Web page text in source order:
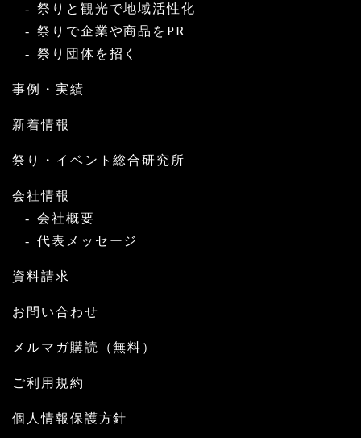
祭りと観光で地域活性化
祭りで企業や商品をPR
祭り団体を招く
事例・実績
新着情報
祭り・イベント総合研究所
会社情報
会社概要
代表メッセージ
資料請求
お問い合わせ
メルマガ購読（無料）
ご利用規約
個人情報保護方針